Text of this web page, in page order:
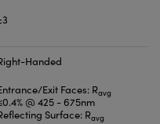
Handed
Exit Faces: Ravg
@ 425 - 675nm
Surface: Ravg